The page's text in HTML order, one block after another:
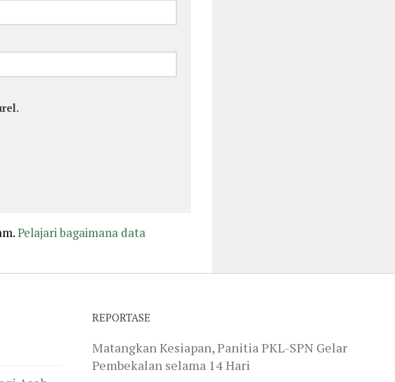
Pelajari bagaimana data
REPORTASE
Matangkan Kesiapan, Panitia PKL-SPN Gelar
Pembekalan selama 14 Hari